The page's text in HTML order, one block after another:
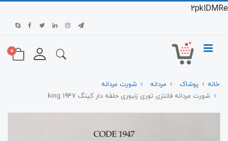
2pklDMRe
0
خانه پوشاک مردانه
شورت مردانه
شورت مردانه فانتزی توری زنبوری حلقه دار کینگ 1947 king